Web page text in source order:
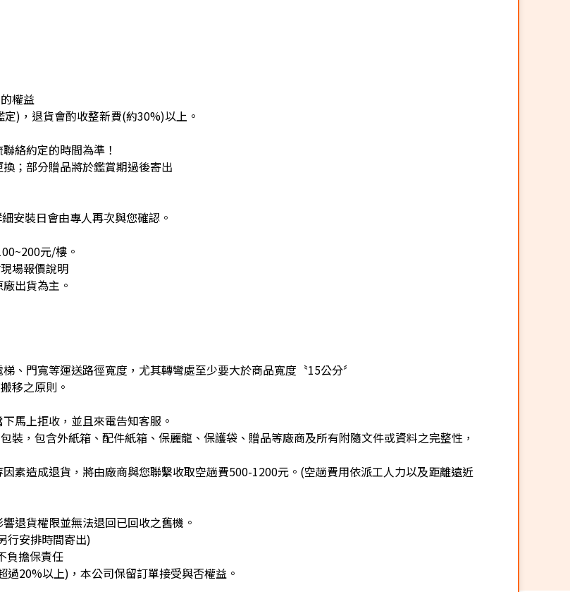
權益
)，退貨會酌收整新費(約30%)以上。
絡約定的時間為準！
；部分贈品將於鑑賞期過後寄出
安裝日會由專人再次與您確認。
元/樓。
場報價說明
出貨為主。
門寬等運送路徑寬度，尤其轉彎處至少要大於商品寬度〝15公分〞
移之原則。
馬上拒收，並且來電告知客服。
，包含外紙箱、配件紙箱、保麗龍、保護袋、贈品等廠商及所有附隨文件或資料之完整性，
素造成退貨，將由廠商與您聯繫收取空趟費500-1200元。(空趟費用依派工人力以及距離遠近
退貨權限並無法退回已回收之舊機。
行安排時間寄出)
負擔保責任
20%以上)，本公司保留訂單接受與否權益。